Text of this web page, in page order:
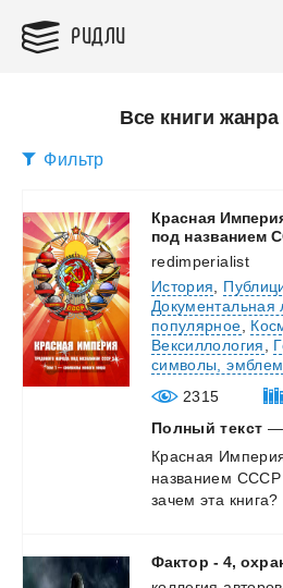
РИДЛИ
Все книги
Фильтр
Красная
redimperialist
История
Документальная
популярное
Вексиллология
символы,
2315
Полный текст —
Красная
названием СССР
зачем эта книга?
Фактор - 4,